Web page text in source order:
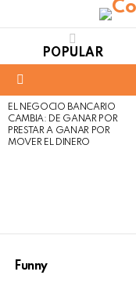
POPULAR
LATEST
STORIES
EL NEGOCIO BANCARIO
CAMBIA: DE GANAR POR
PRESTAR A GANAR POR
MOVER EL DINERO
Funny